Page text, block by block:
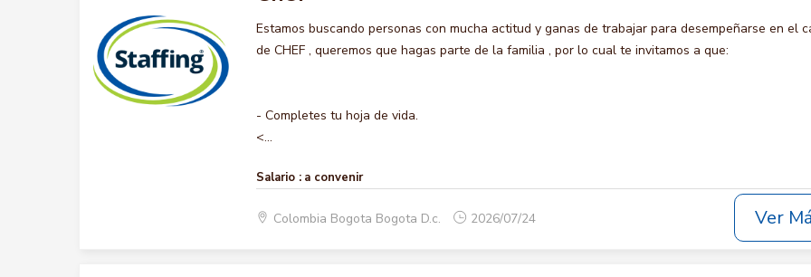
Estamos buscando personas con mucha actitud y ganas de trabajar para desempeñarse en el
de CHEF , queremos que hagas parte de la familia , por lo cual te invitamos a que:
- Completes tu hoja de vida.
<...
Salario : a convenir
Colombia Bogota Bogota D.c. 2026/07/24 Ver